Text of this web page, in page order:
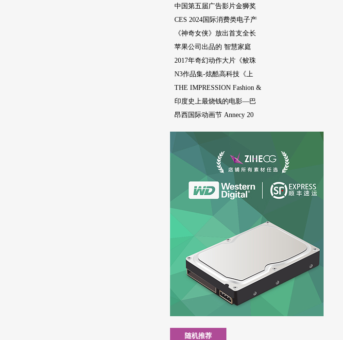
中国第五届广告影片金狮奖
CES 2024国际消费类电子产
《神奇女侠》放出首支全长
苹果公司出品的 智慧家庭
2017年奇幻动作大片《鲛珠
N3作品集-炫酷高科技《上
THE IMPRESSION Fashion &
印度史上最烧钱的电影—巴
昂西国际动画节 Annecy 20
随机推荐